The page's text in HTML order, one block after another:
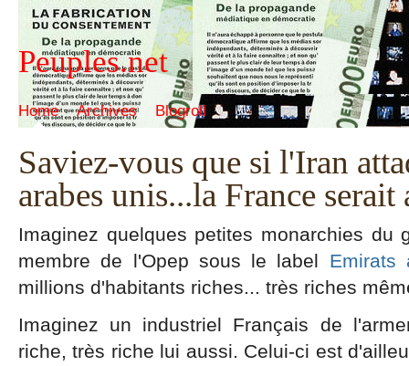
Peuples.net
Home Archives Blogroll
Saviez-vous que si l'Iran
arabes unis...la France serait
Imaginez quelques petites monarchies du
membre de l'Opep sous le label Emirats
millions d'habitants riches... très riches
Imaginez un industriel Français de
riche, très riche lui aussi. Celui-ci est